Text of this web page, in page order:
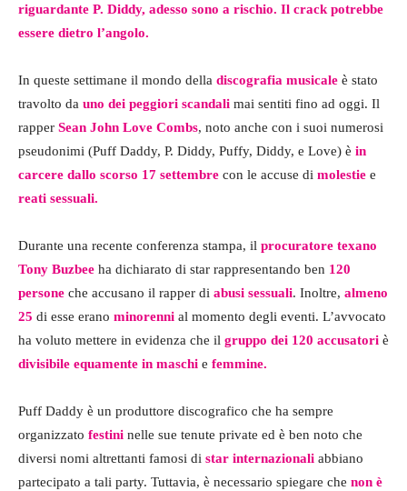
riguardante P. Diddy, adesso sono a rischio. Il crack potrebbe
essere dietro l’angolo.
In queste settimane il mondo della discografia musicale è stato
travolto da uno dei peggiori scandali mai sentiti fino ad oggi. Il
rapper Sean John Love Combs, noto anche con i suoi numerosi
pseudonimi (Puff Daddy, P. Diddy, Puffy, Diddy, e Love) è in
carcere dallo scorso 17 settembre con le accuse di molestie e
reati sessuali.
Durante una recente conferenza stampa, il procuratore texano
Tony Buzbee ha dichiarato di star rappresentando ben 120
persone che accusano il rapper di abusi sessuali. Inoltre, almeno
25 di esse erano minorenni al momento degli eventi. L’avvocato
ha voluto mettere in evidenza che il gruppo dei 120 accusatori è
divisibile equamente in maschi e femmine.
Puff Daddy è un produttore discografico che ha sempre
organizzato festini nelle sue tenute private ed è ben noto che
diversi nomi altrettanti famosi di star internazionali abbiano
partecipato a tali party. Tuttavia, è necessario spiegare che non è